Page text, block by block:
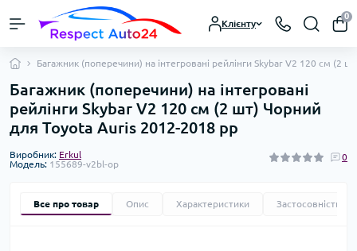
Клієнту
0
Багажник (поперечини) на інтегровані рейлінги Skybar V2 120 см (2
Багажник (поперечини) на інтегровані
рейлінги Skybar V2 120 см (2 шт) Чорний
для Toyota Auris 2012-2018 рр
Виробник: Erkul
Модель: 155689-v2bl-op
0
Все про товар Опис Характеристики Застосовність